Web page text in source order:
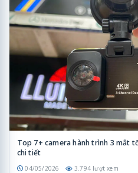
Top 7+ camera hành trình 3 mắt
chi tiết
04/05/2026 3.794 lượt xem